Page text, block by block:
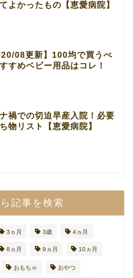
よかったもの【恵愛病院】
08更新】100均で買うべ
すめベビー用品はコレ！
禍での切迫早産入院！必要
物リスト【恵愛病院】
記事を検索
3ヵ月 3歳 4ヵ月
8ヵ月 9ヵ月 10ヵ月
おもちゃ おやつ